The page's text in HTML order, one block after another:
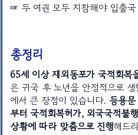
☞ 두 여권 모두 지참해야 입출국
총정리
65세 이상 재외동포가 국적회복
은 귀국 후 노년을 안정적으로
에서 큰 장점이 있습니다. 등용
부터 국적회복허가, 외국국적불
상황에 따라 맞춤으로 진행해드